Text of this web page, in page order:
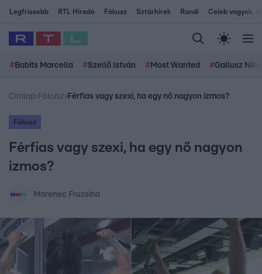
Legfrissebb RTL Híradó Fókusz Sztárhírek Randi Celeb vagyok,
# Babits Marcella #Szellő István # Most Wanted #Gallusz
Címlap› Fókusz› Férfias vagy szexi, ha egy nő nagyon izmos?
Fókusz
Férfias vagy szexi, ha egy nő nagyon
izmos?
Marenec Fruzsina